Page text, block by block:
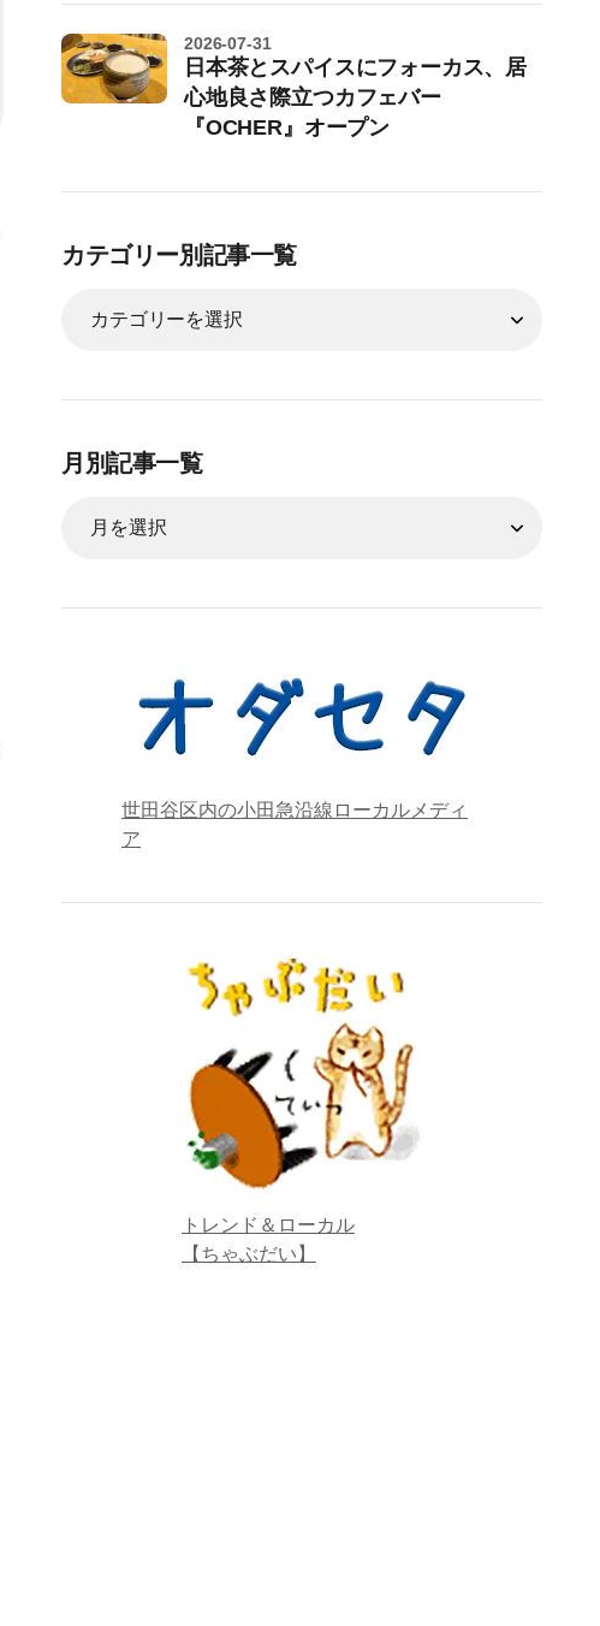
日本茶とスパイスにフォーカス、居
心地良さ際立つカフェバー
『OCHER』オープン
2026-07-31
カテゴリー別記事一覧
月別記事一覧
世田谷区内の小田急沿線ローカルメディ
ア
トレンド＆ローカル
【ちゃぶだい】